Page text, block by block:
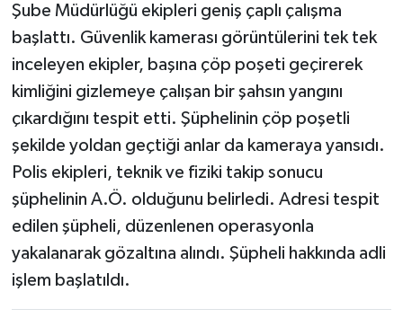
Şube Müdürlüğü ekipleri geniş çaplı çalışma
başlattı. Güvenlik kamerası görüntülerini tek tek
inceleyen ekipler, başına çöp poşeti geçirerek
kimliğini gizlemeye çalışan bir şahsın yangını
çıkardığını tespit etti. Şüphelinin çöp poşetli
şekilde yoldan geçtiği anlar da kameraya yansıdı.
Polis ekipleri, teknik ve fiziki takip sonucu
şüphelinin A.Ö. olduğunu belirledi. Adresi tespit
edilen şüpheli, düzenlenen operasyonla
yakalanarak gözaltına alındı. Şüpheli hakkında adli
işlem başlatıldı.